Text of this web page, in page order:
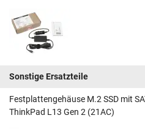
Sonstige Ersatzteile
Festplattengehäuse M.2 SSD mit
ThinkPad L13 Gen 2 (21AC)